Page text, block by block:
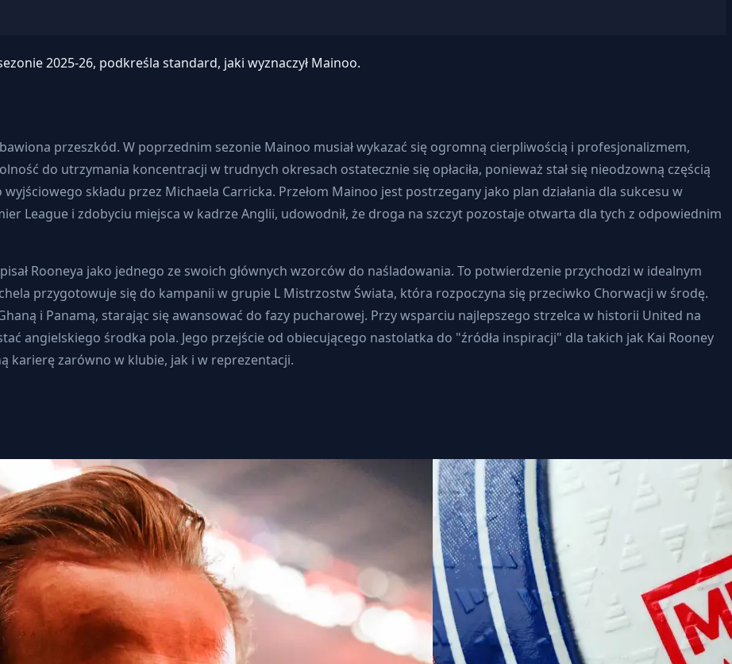
2025-26, podkreśla standard, jaki wyznaczył Mainoo.
przeszkód. W poprzednim sezonie Mainoo musiał wykazać się ogromną cierpliwością i profesjonalizmem,
do utrzymania koncentracji w trudnych okresach ostatecznie się opłaciła, ponieważ stał się nieodzowną częścią
składu przez Michaela Carricka. Przełom Mainoo jest postrzegany jako plan działania dla sukcesu w
League i zdobyciu miejsca w kadrze Anglii, udowodnił, że droga na szczyt pozostaje otwarta dla tych z odpowiednim
Rooneya jako jednego ze swoich głównych wzorców do naśladowania. To potwierdzenie przychodzi w idealnym
przygotowuje się do kampanii w grupie L Mistrzostw Świata, która rozpoczyna się przeciwko Chorwacji w środę.
i Panamą, starając się awansować do fazy pucharowej. Przy wsparciu najlepszego strzelca w historii United na
angielskiego środka pola. Jego przejście od obiecującego nastolatka do "źródła inspiracji" dla takich jak Kai Rooney
karierę zarówno w klubie, jak i w reprezentacji.